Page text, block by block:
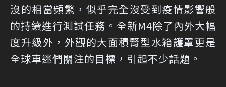
沒的相當頻繁，似乎完全沒受到疫情影響般
的持續進行測試任務。全新M4除了內外大幅
度升級外，外觀的大面積腎型水箱護罩更是
全球車迷們關注的目標，引起不少話題。